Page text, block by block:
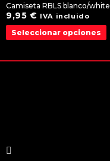
Camiseta RBLS blanco/white
9,95 € IVA incluido
Seleccionar opciones